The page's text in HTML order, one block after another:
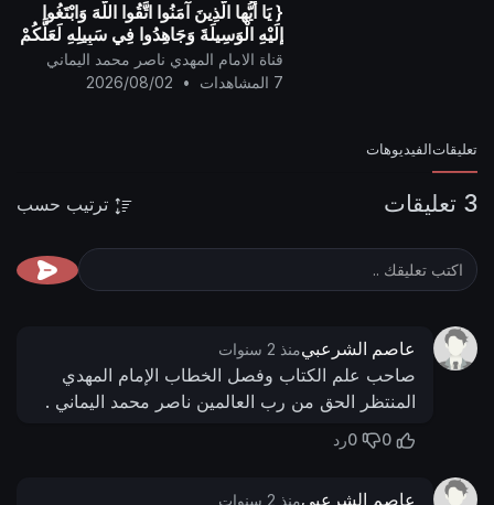
{ يَا أيُّها الَّذِينَ آمَنُوا اتَّقُوا اللَّهَ وَابْتَغُوا
إِلَيْهِ الْوَسِيلَةَ وَجَاهِدُوا فِي سَبِيلِهِ لَعَلَّكُمْ
تُفْلِحُونَ }
قناة الامام المهدي ناصر محمد اليماني
7 المشاهدات
•
2026/08/02
تعليقات الفيديوهات
3 تعليقات ترتيب حسب
عاصم الشرعبيمنذ 2 سنوات
صاحب علم الكتاب وفصل الخطاب الإمام المهدي
المنتظر الحق من رب العالمين ناصر محمد اليماني .
0
0رد
عاصم الشرعبيمنذ 2 سنوات